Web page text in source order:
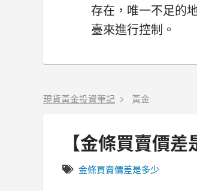
存在，唯一不足的
臺來進行控制。
現貨黃金投資筆記 黃金
【金條買賣價
金條買賣價差是多少